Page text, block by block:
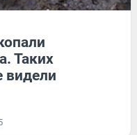
Таких
видели